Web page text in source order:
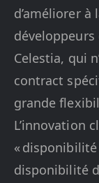
d’améliorer à
développeurs
Celestia, qui
contract
grande
L’innovation
«
disponibilité